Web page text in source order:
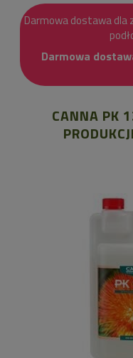
Darmowa dostawa dla
Darmowa
CANNA PK